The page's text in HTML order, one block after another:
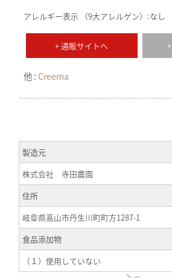
アレルギー表示 （9大アレルゲン）:なし
+ 通販サイトへ
他 : Creema
製造元
株式会社 寺田農園
住所
岐阜県高山市丹生川町町方1287-1
食品添加物
（１）使用していない